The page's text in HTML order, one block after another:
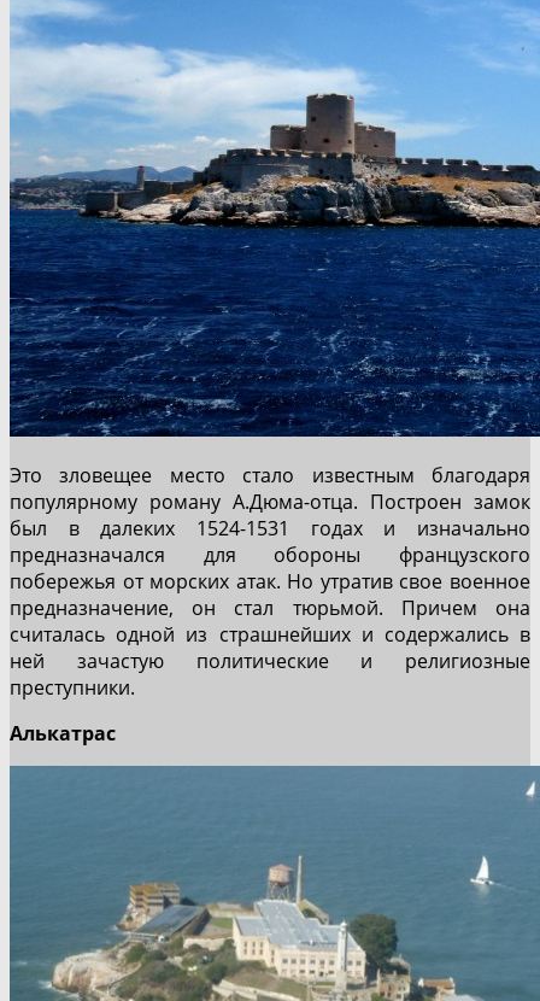
Это зловещее место стало известным благодаря
популярному роману А.Дюма-отца. Построен замок
был в далеких 1524-1531 годах и изначально
предназначался для обороны французского
побережья от морских атак. Но утратив свое военное
предназначение, он стал тюрьмой. Причем она
считалась одной из страшнейших и содержались в
ней зачастую политические и религиозные
преступники.
Алькатрас